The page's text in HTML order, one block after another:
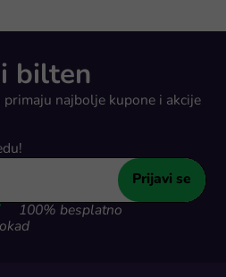
bilten
najbolje kupone i akcije
Prijavi se
100% besplatno